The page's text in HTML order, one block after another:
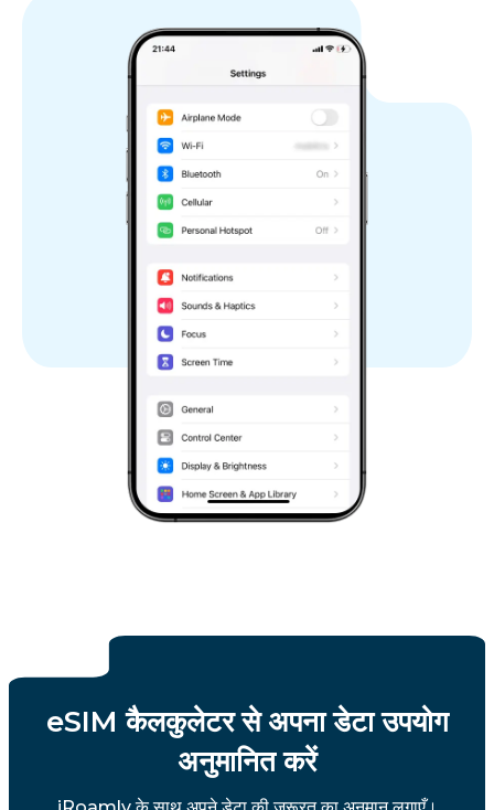
eSIM कैलकुलेटर से अपना डेटा उपयोग
अनुमानित करें